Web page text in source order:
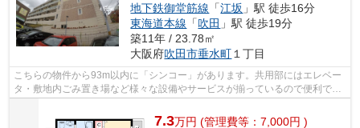
地下鉄御堂筋線 「江坂 」駅 徒歩16分
東海道本線 「吹田 」駅 徒歩19分
築11年 / 23.78㎡
大阪府吹田市垂水町 １丁目
こちらの物件から93m以内に「シンコー」があります。共用部にはエレベー
タ・敷地内ごみ置き場など様々な設備やサービスが揃っているので便利で
す。防犯対策もバッチリなマンションタイ...
7.3万円 (管理費等：7,000円 )